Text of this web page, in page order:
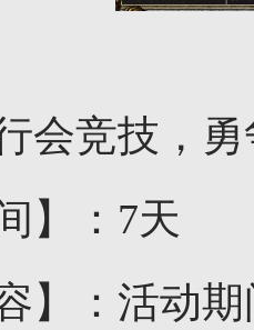
会竞技，
】：7天
】：活动